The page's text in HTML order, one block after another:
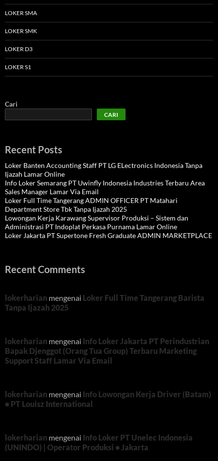
LOKER SMA
LOKER SMK
LOKER D3
LOKER S1
Cari
CARI
Recent Posts
Loker Banten Accounting Staff PT LG ELectronics Indonesia Tanpa
Ijazah Lamar Online
Info Loker Semarang PT Uwinfly Indonesia Industries Terbaru Area
Sales Manager Lamar Via Email
Loker Full Time Tangerang ADMIN OFFICER PT Matahari
Department Store Tbk Tanpa Ijazah 2025
Lowongan Kerja Karawang Supervisor Produksi – Sistem dan
Administrasi PT Indoplat Perkasa Purnama Lamar Online
Loker Jakarta PT Supertone Fresh Graduate ADMIN MARKETPLACE
Recent Comments
lokerharian mengenai Loker Full Time Tangerang Barista
Tanpa Ijazah 2025
lokerharian mengenai Info Loker Jakarta PT Perindustrian
Bapak Djenggot (Orang Tua Group) Terbaru Marketing
Support Staff Lamar Via Email
lokerharian mengenai Info Lowongan Kerja Driver (Batam)
• PT Louisz International
lokerharian mengenai Info Loker PT Unelec Indonesia
(UNINDO) | Operator Produksi • Jakarta